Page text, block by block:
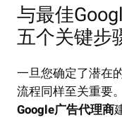
与最佳
五个关键步
一旦您确定了潜在
流程同样至关重要
Google广告代理商